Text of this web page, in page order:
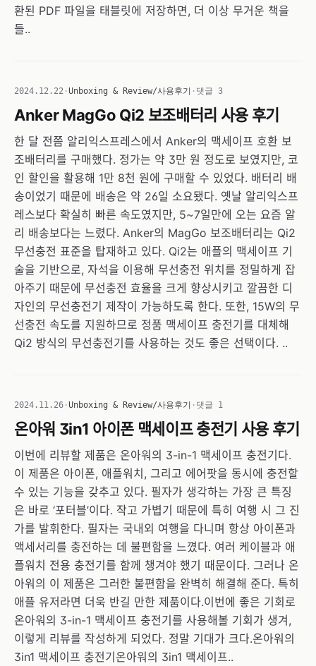
환된 PDF 파일을 태블릿에 저장하면, 더 이상 무거운 책을
들..
2024.12.22 ·Unboxing & Review/사용후기 · 댓글 3
Anker MagGo Qi2 보조배터리 사용 후기
한 달 전쯤 알리익스프레스에서 Anker의 맥세이프 호환 보
조배터리를 구매했다. 정가는 약 3만 원 정도로 보였지만, 코
인 할인을 활용해 1만 8천 원에 구매할 수 있었다. 배터리 배
송이었기 때문에 배송은 약 26일 소요됐다. 옛날 알리익스프
레스보다 확실히 빠른 속도였지만, 5~7일만에 오는 요즘 알
리 배송보다는 느렸다. Anker의 MagGo 보조배터리는 Qi2
무선충전 표준을 탑재하고 있다. Qi2는 애플의 맥세이프 기
술을 기반으로, 자석을 이용해 무선충전 위치를 정밀하게 잡
아주기 때문에 무선충전 효율을 크게 향상시키고 깔끔한 디
자인의 무선충전기 제작이 가능하도록 한다. 또한, 15W의 무
선충전 속도를 지원하므로 정품 맥세이프 충전기를 대체해
Qi2 방식의 무선충전기를 사용하는 것도 좋은 선택이다. ..
2024.11.26 ·Unboxing & Review/사용후기 · 댓글 1
온아워 3in1 아이폰 맥세이프 충전기 사용 후기
이번에 리뷰할 제품은 온아워의 3-in-1 맥세이프 충전기다.
이 제품은 아이폰, 애플워치, 그리고 에어팟을 동시에 충전할
수 있는 기능을 갖추고 있다. 필자가 생각하는 가장 큰 특징
은 바로 ‘포터블’이다. 작고 가볍기 때문에 특히 여행 시 그 진
가를 발휘한다. 필자는 국내외 여행을 다니며 항상 아이폰과
액세서리를 충전하는 데 불편함을 느꼈다. 여러 케이블과 애
플워치 전용 충전기를 함께 챙겨야 했기 때문이다. 그러나 온
아워의 이 제품은 그러한 불편함을 완벽히 해결해 준다. 특히
애플 유저라면 더욱 반길 만한 제품이다.이번에 좋은 기회로
온아워의 3-in-1 맥세이프 충전기를 사용해볼 기회가 생겨,
이렇게 리뷰를 작성하게 되었다. 정말 기대가 크다.온아워의
3in1 맥세이프 충전기온아워의 3in1 맥세이프..